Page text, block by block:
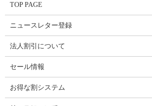
TOP PAGE
ニュースレター登録
法人割引について
セール情報
お得な割システム